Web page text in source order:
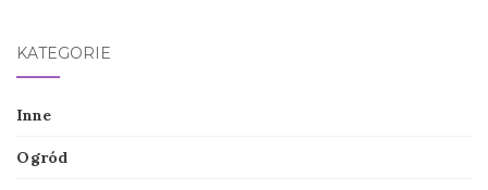
KATEGORIE
Inne
Ogród